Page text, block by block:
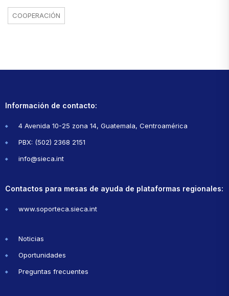
COOPERACIÓN
Información de contacto:
4 Avenida 10-25 zona 14, Guatemala, Centroamérica
PBX: (502) 2368 2151
info@sieca.int
Contactos para mesas de ayuda de plataformas regionales:
www.soporteca.sieca.int
Noticias
Oportunidades
Preguntas frecuentes